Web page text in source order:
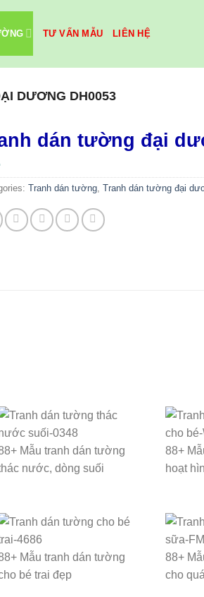
TƯ VẤN MẪU LIÊN HỆ
DƯƠNG DH0053
dán tường đại
Tranh dán tường, Tranh dán tường đại
Mẫu tranh dán tường
nước, dòng suối
88+
hoạt
Mẫu tranh dán tường
bé trai đẹp
88+
cho